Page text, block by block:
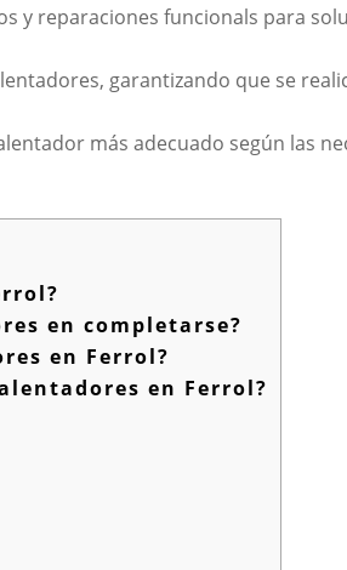
y reparaciones funcionals para
garantizando que se
más adecuado según las
en completarse?
en Ferrol?
en Ferrol?